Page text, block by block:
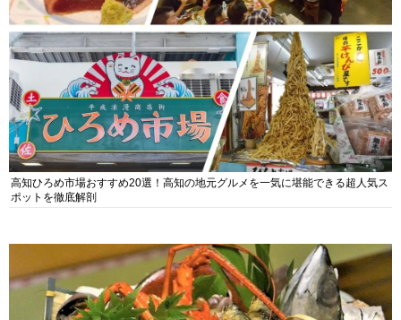
高知ひろめ市場おすすめ20選！高知の地元グルメを一気に堪能できる超人気ス
ポットを徹底解剖